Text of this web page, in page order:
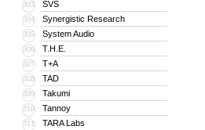
303 SVS
304 Synergistic Research
305 System Audio
306 T.H.E.
307 T+A
308 TAD
309 Takumi
310 Tannoy
311 TARA Labs